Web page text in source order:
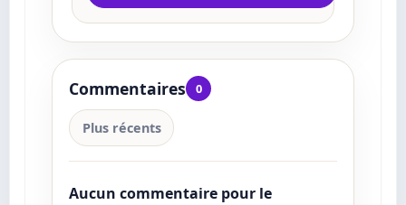
Commentaires 0
Plus récents
Aucun commentaire pour le